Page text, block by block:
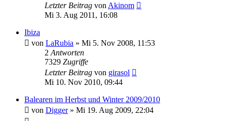
Letzter Beitrag von Akinom
Mi 3. Aug 2011, 16:08
Ibiza
von LaRubia » Mi 5. Nov 2008, 11:53
2 Antworten
7329 Zugriffe
Letzter Beitrag von girasol
Mi 10. Nov 2010, 09:44
Balearen im Herbst und Winter 2009/2010
von Digger» Mi 19. Aug 2009, 22:04